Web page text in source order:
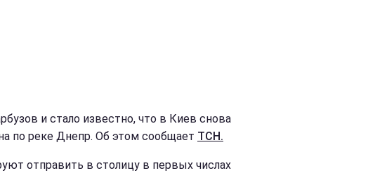
и стало известно, что в Киев снова
по реке Днепр. Об этом сообщает ТСН.
отправить в столицу в первых числах